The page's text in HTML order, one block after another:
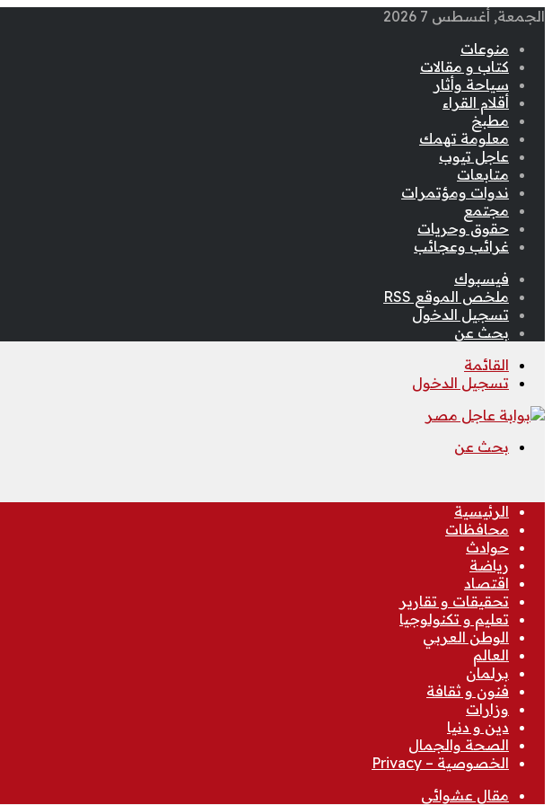
الجمعة, أغسطس 7 2026
منوعات
كتاب و مقالات
سياحة وأثار
أقلام القراء
مطبخ
معلومة تهمك
عاجل تيوب
متابعات
ندوات ومؤتمرات
مجتمع
حقوق وحريات
غرائب وعجائب
فيسبوك
ملخص الموقع RSS
تسجيل الدخول
بحث عن
القائمة
تسجيل الدخول
بحث عن
الرئيسية
محافظات
حوادث
رياضة
اقتصاد
تحقيقات و تقارير
تعليم و تكنولوجيا
الوطن العربي
العالم
برلمان
فنون و ثقافة
وزارات
دين و دنيا
الصحة والجمال
الخصوصية – Privacy
مقال عشوائي